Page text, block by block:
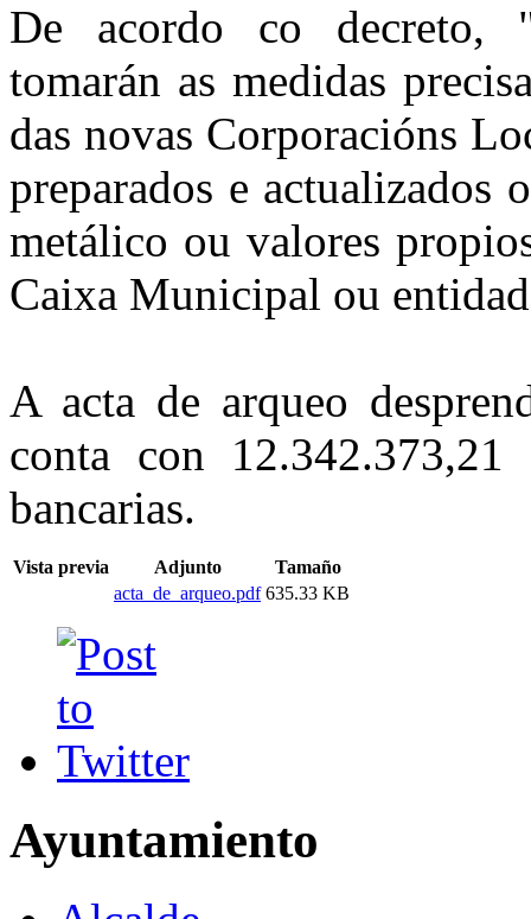
De acordo co decreto,
tomarán as medidas
das novas Corporacións
preparados e actualizados
metálico ou valores
Caixa Municipal ou
A acta de arqueo
conta con
bancarias.
Vista previa Adjunto
Tamaño
acta_de_arqueo.pdf 635.33 KB
Ayuntamiento